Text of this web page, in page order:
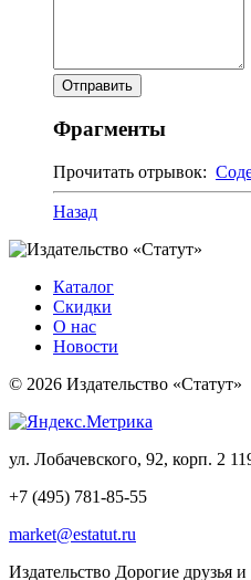
Фрагменты
Прочитать отрывок:
Назад
Каталог
Скидки
О нас
Новости
© 2026 Издательство «Статут»
ул. Лобачевского, 92, корп. 2
+7 (495) 781-85-55
market@estatut.ru
Издательство Дорогие друзья